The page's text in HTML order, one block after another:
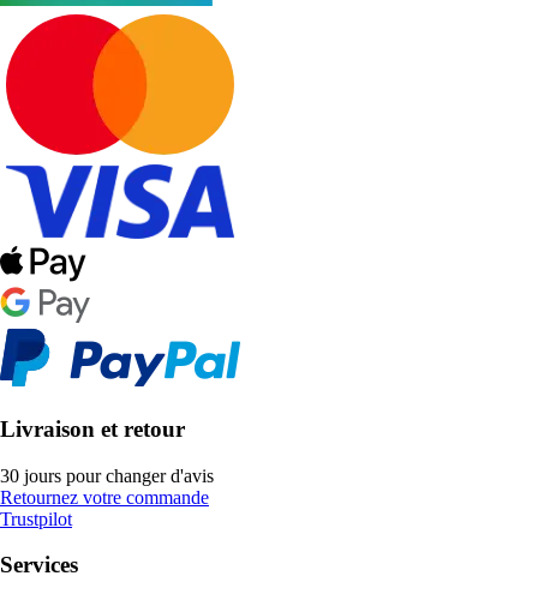
Livraison et retour
30 jours pour changer d'avis
Retournez votre commande
Trustpilot
Services